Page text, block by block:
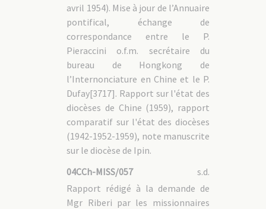
avril 1954). Mise à jour de l’Annuaire
pontifical, échange de
correspondance entre le P.
Pieraccini o.f.m. secrétaire du
bureau de Hongkong de
l’Internonciature en Chine et le P.
Dufay[3717]. Rapport sur l'état des
diocèses de Chine (1959), rapport
comparatif sur l'état des diocèses
(1942-1952-1959), note manuscrite
sur le diocèse de Ipin.
04CCh-MISS/057
s.d.
Rapport rédigé à la demande de
Mgr Riberi par les missionnaires